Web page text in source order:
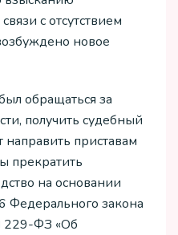
с отсутствием
новое
обращаться за
получить судебный
направить приставам
прекратить
на основании
Федерального закона
229-ФЗ «Об